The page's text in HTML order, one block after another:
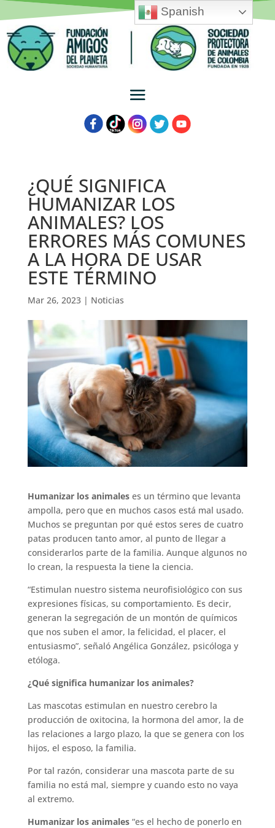
¿QUÉ SIGNIFICA
HUMANIZAR LOS
ANIMALES? LOS
ERRORES MÁS COMUNES
A LA HORA DE USAR
ESTE TÉRMINO
Mar 26, 2023| Noticias
Humanizar los animaleses un término que levanta
ampolla, pero que en muchos casos está mal usado.
Muchos se preguntan por qué estos seres de cuatro
patas producen tanto amor, al punto de llegar a
considerarlos parte de la familia. Aunque algunos no
lo crean, la respuesta la tiene la ciencia.
“Estimulan nuestro sistema neurofisiológico con sus
expresiones físicas, su comportamiento. Es decir,
generan la segregación de un montón de químicos
que nos suben el amor, la felicidad, el placer, el
entusiasmo”, señaló Angélica González, psicóloga y
etóloga.
¿Qué significa humanizar los animales?
Las mascotas estimulan en nuestro cerebro la
producción de oxitocina, la hormona del amor, la de
las relaciones a largo plazo, la que se genera con los
hijos, el esposo, la familia.
Por tal razón, considerar una mascota parte de su
familia no está mal, siempre y cuando esto no vaya
al extremo.
Humanizar los animales“es el hecho de ponerlo en
Spanish